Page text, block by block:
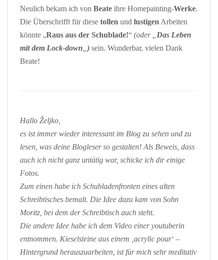
Neulich bekam ich von Beate ihre Homepainting-Werke.
Die Überschrifft für diese tollen und lustigen Arbeiten
könnte „Raus aus der Schublade!“ (oder „ Das Leben
mit dem Lock-down
) sein. Wunderbar, vielen Dank
Beate!
Hallo Željko,
es ist immer wieder interessant im Blog zu sehen und zu
lesen, was deine Blogleser so gestalten! Als Beweis, dass
auch ich nicht ganz untätig war, schicke ich dir einige
Fotos.
Zum einen habe ich Schubladenfronten eines alten
Schreibtisches bemalt. Die Idee dazu kam von Sohn
Moritz, bei dem der Schreibtisch auch steht.
Die andere Idee habe ich dem Video einer youtuberin
entnommen. Kieselsteine aus einem ‚acrylic pour‘ –
Hintergrund herauszuarbeiten, ist für mich sehr meditativ